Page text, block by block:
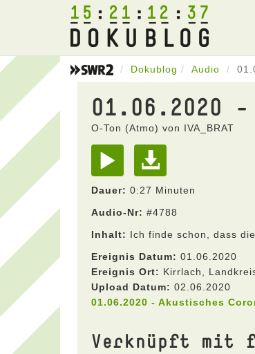
15 21 12 37
Dokublog Audio
01.06.2020 -
O-Ton (Atmo) von IVA_BRAT
Dauer: 0:27 Minuten
Audio-Nr: #4788
Inhalt: Ich finde schon, dass
Ereignis Datum: 01.06.2020
Ereignis Ort: Kirrlach,
Upload Datum: 02.06.2020
01.06.2020 - Akustisches
Verknüpft mit